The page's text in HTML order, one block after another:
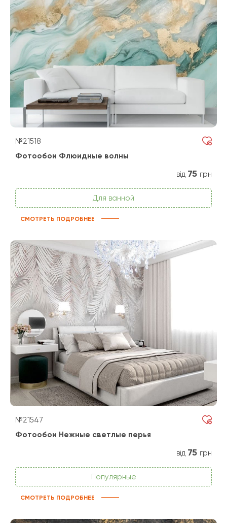
№21518
Фотообои Флюидные волны
від 75 грн
Для ванной
СМОТРЕТЬ ПОДРОБНЕЕ
№21547
Фотообои Нежные светлые перья
від 75 грн
Популярные
СМОТРЕТЬ ПОДРОБНЕЕ